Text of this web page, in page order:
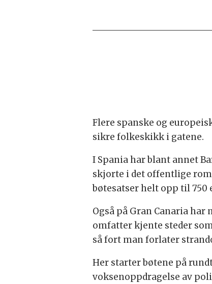
Flere spanske og
sikre folkeskikk i gatene.
I Spania har blant annet
skjorte i det offentlige
bøtesatser helt opp til 750
Også på Gran Canaria
omfatter kjente steder
så fort man forlater
Her starter bøtene på
voksenoppdragelse av